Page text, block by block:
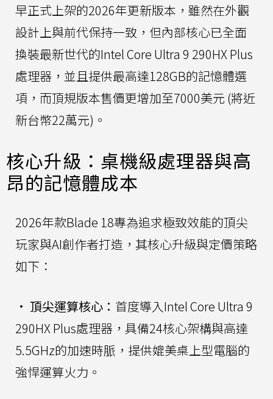
早正式上架的2026年更新版本，雖然在外觀
設計上與前代保持一致，但內部核心已全面
換裝最新世代的Intel Core Ultra 9 290HX Plus
處理器，並且提供最高達128GB的記憶體選
項，而頂規版本售價更增加至7000美元 (將近
新台幣22萬元)。
核心升級：桌機級處理器與高
昂的記憶體成本
2026年款Blade 18專為追求極致效能的頂尖
玩家與AI創作者打造，其核心升級與定價策略
如下：
• 頂尖運算核心： 首度導入Intel Core Ultra 9
290HX Plus處理器，具備24核心架構與高達
5.5GHz的加速時脈，提供媲美桌上型電腦的
強悍運算火力。